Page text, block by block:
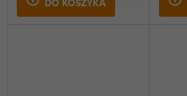
DO KOSZYKA